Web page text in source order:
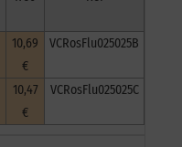
10,69
€
VCRosFlu025025B
10,47
€
VCRosFlu025025C